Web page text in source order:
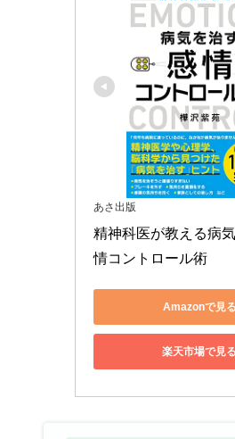
あさ出版
精神科医が教える病
情コントロール術
Amazonで見る
楽天市場で見る